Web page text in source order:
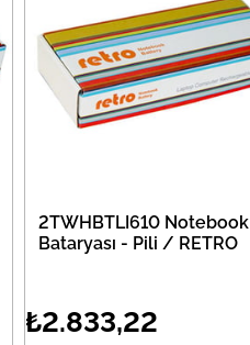
2TWHBTLI610 Notebook
Bataryası - Pili / RETRO
₺2.833,22